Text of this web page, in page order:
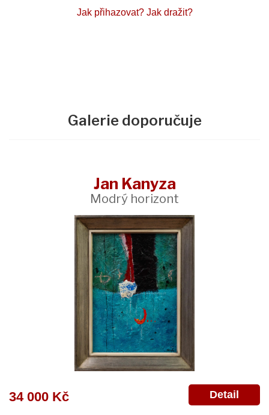
Jak přihazovat? Jak dražit?
Galerie doporučuje
Jan Kanyza
Modrý horizont
34 000 Kč Detail